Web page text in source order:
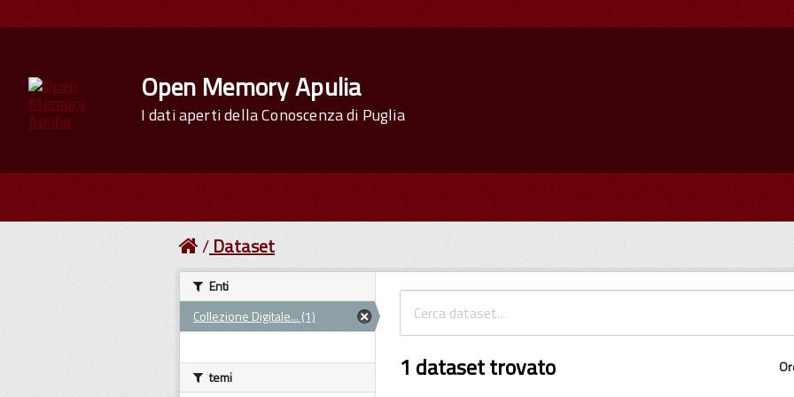
Open Memory Apulia
I dati aperti della Conoscenza di Puglia
Dataset
1 dataset trovato
Enti
Collezione Digitale... (1)
temi